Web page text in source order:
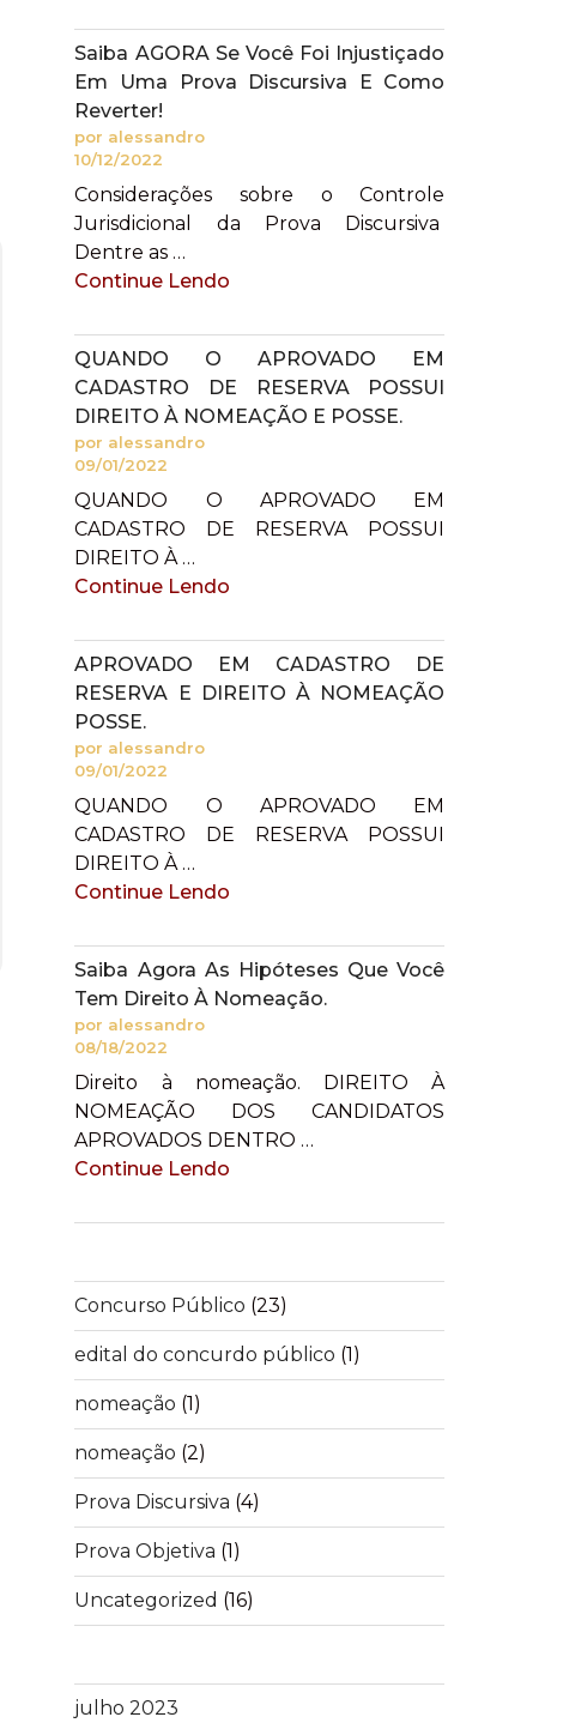
Saiba AGORA Se Você Foi Injustiçado
Em Uma Prova Discursiva E Como
Reverter!
por alessandro
10/12/2022
Considerações sobre o Controle
Jurisdicional da Prova Discursiva
Dentre as …
Continue Lendo
QUANDO O APROVADO EM
CADASTRO DE RESERVA POSSUI
DIREITO À NOMEAÇÃO E POSSE.
por alessandro
09/01/2022
QUANDO O APROVADO EM
CADASTRO DE RESERVA POSSUI
DIREITO À …
Continue Lendo
APROVADO EM CADASTRO DE
RESERVA E DIREITO À NOMEAÇÃO
POSSE.
por alessandro
09/01/2022
QUANDO O APROVADO EM
CADASTRO DE RESERVA POSSUI
DIREITO À …
Continue Lendo
Saiba Agora As Hipóteses Que Você
Tem Direito À Nomeação.
por alessandro
08/18/2022
Direito à nomeação. DIREITO À
NOMEAÇÃO DOS CANDIDATOS
APROVADOS DENTRO …
Continue Lendo
Concurso Público (23)
edital do concurdo público (1)
nomeação (1)
nomeação (2)
Prova Discursiva (4)
Prova Objetiva (1)
Uncategorized (16)
julho 2023